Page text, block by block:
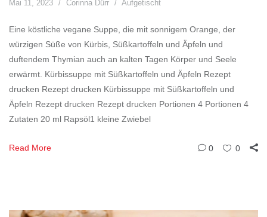
Mai 11, 2023 Corinna Dürr Aufgetischt
Eine köstliche vegane Suppe, die mit sonnigem Orange, der
würzigen Süße von Kürbis, Süßkartoffeln und Äpfeln und
duftendem Thymian auch an kalten Tagen Körper und Seele
erwärmt. Kürbissuppe mit Süßkartoffeln und Äpfeln Rezept
drucken Rezept drucken Kürbissuppe mit Süßkartoffeln und
Äpfeln Rezept drucken Rezept drucken Portionen 4 Portionen 4
Zutaten 20 ml Rapsöl1 kleine Zwiebel
Read More 0 0